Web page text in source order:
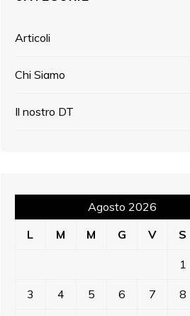
Articoli
Chi Siamo
Il nostro DT
Agosto 2026
L
M M G V S
1
3 4 5 6 7 8